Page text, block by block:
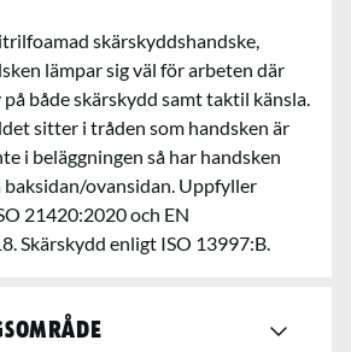
skärskyddshandske,
lämpar sig väl för arbeten där
både skärskydd samt taktil känsla.
sitter i tråden som handsken är
i beläggningen så har handsken
baksidan/ovansidan. Uppfyller
21420:2020 och EN
Skärskydd enligt ISO 13997:B.